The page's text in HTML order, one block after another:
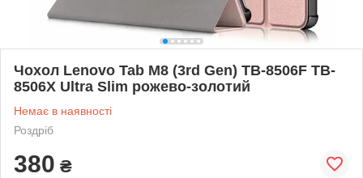
Чохол Lenovo Tab M8 (3rd Gen) TB-8506F TB-
8506X Ultra Slim рожево-золотий
Немає в наявності
Роздріб
380 ₴